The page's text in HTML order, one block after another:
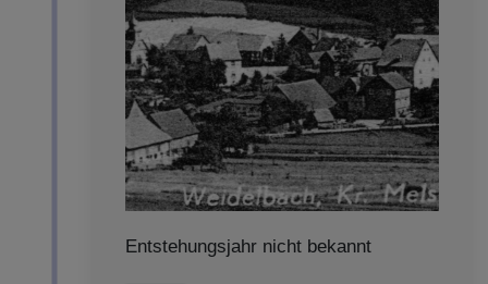
Entstehungsjahr nicht bekannt